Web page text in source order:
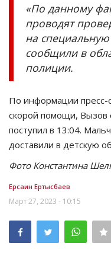
Қазақша Русский
«По данному
проводят
на
сообщили в
полиции.
По информации пресс-
скорой помощи, Вызов
поступил в 13:04.
доставили в детскую
Фото Константина
Ерсаин Ертысбаев
Март 27, 2023 - 10:15